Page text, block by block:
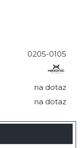
0205-0105
na dotaz
na dotaz